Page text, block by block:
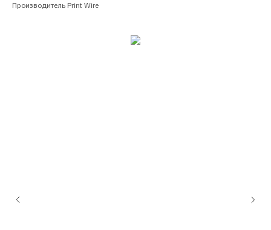
Производитель Print Wire